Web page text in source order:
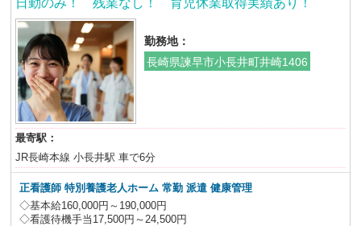
勤務地：
長崎県諫早市小長井町井崎1406
最寄駅：
JR長崎本線 小長井駅 車で6分
正看護師 特別養護老人ホーム 常勤 派遣 健康管理
◇基本給160,000円～190,000円
◇看護待機手当17,500円～24,500円